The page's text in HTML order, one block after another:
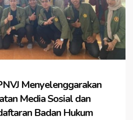
Menyelenggarakan
Media Sosial dan
Badan Hukum